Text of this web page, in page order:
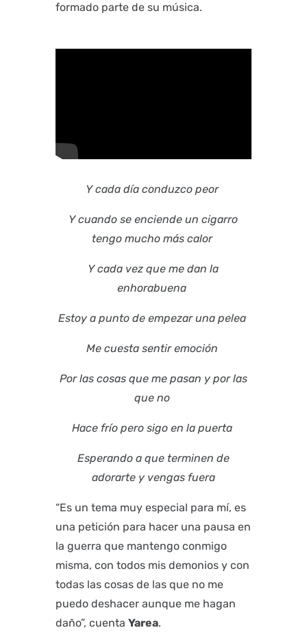
formado parte de su música.
Y cada día conduzco peor
Y cuando se enciende un cigarro
tengo mucho más calor
Y cada vez que me dan la
enhorabuena
Estoy a punto de empezar una pelea
Me cuesta sentir emoción
Por las cosas que me pasan y por las
que no
Hace frío pero sigo en la puerta
Esperando a que terminen de
adorarte y vengas fuera
“Es un tema muy especial para mí, es
una petición para hacer una pausa en
la guerra que mantengo conmigo
misma, con todos mis demonios y con
todas las cosas de las que no me
puedo deshacer aunque me hagan
daño”, cuenta Yarea.